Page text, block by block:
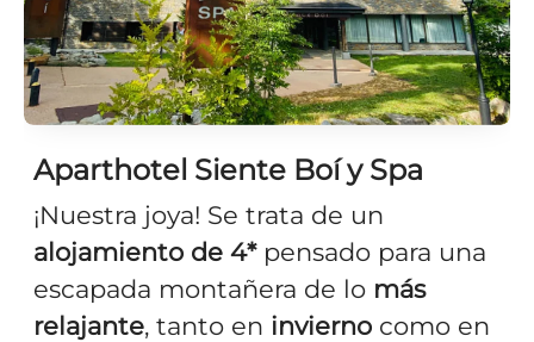
Aparthotel Siente Boí y Spa
¡Nuestra joya! Se trata de un
alojamiento de 4*pensado para una
escapada montañera de lo más
relajante, tanto en invierno como en